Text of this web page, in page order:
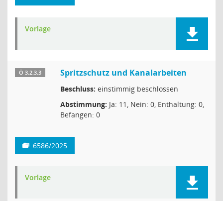
Vorlage
Ö 3.2.3.3 Spritzschutz und Kanalarbeiten
Beschluss: einstimmig beschlossen
Abstimmung: Ja: 11, Nein: 0, Enthaltung: 0,
Befangen: 0
6586/2025
Vorlage